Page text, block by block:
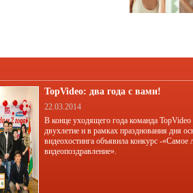
TopVideo: два года с вами!
22.03.2014
В конце уходящего года команда TopVideo
двухлетие и в рамках празднования дня
видеохостинга объявила конкурс -«Самое
видеопоздравление».